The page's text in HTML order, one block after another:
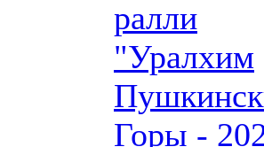
ралли
"Уралхим
Горы -